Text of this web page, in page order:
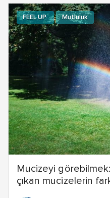
Mucizeyi görebilmek:
çıkan mucizelerin
FEEL UP Mutluluk